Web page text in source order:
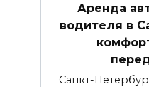
Аренда
водителя в
Санкт-